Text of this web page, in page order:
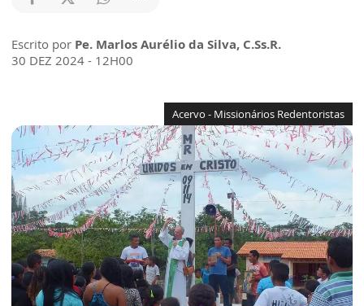
Escrito por Pe. Marlos Aurélio da Silva, C.Ss.R.
30 DEZ 2024 - 12H00
Acervo - Missionários Redentoristas